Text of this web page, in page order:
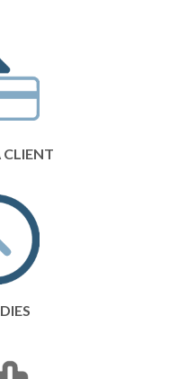
CLIENT